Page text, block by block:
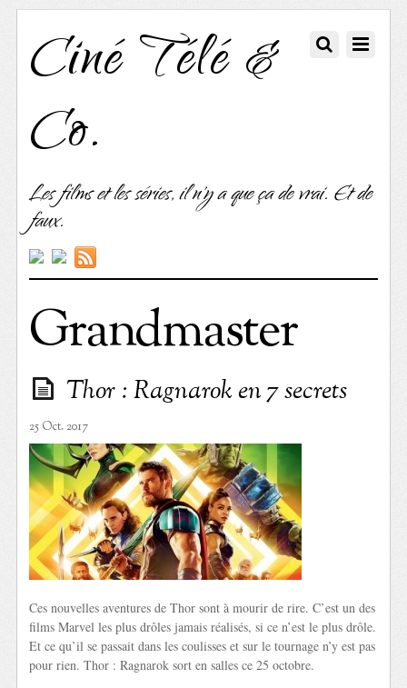
Ciné Télé &
Co.
Les films et les séries, il n'y a que ça de vrai. Et de
faux.
Grandmaster
Thor : Ragnarok en 7 secrets
25 Oct. 2017
Ces nouvelles aventures de Thor sont à mourir de rire. C’est un des
films Marvel les plus drôles jamais réalisés, si ce n’est le plus drôle.
Et ce qu’il se passait dans les coulisses et sur le tournage n’y est pas
pour rien. Thor : Ragnarok sort en salles ce 25 octobre.